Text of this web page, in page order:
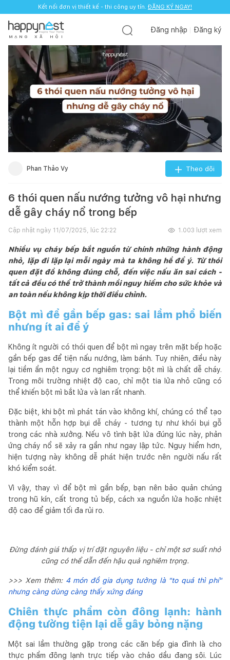
Kết nối đơn vị thiết kế - thi công uy tín. ĐĂNG KÝ NGAY!
M Ạ N G X Ã H Ộ I
Đăng nhập Đăng ký
Phan Thảo Vy Theo dõi
6 thói quen nấu nướng tưởng vô hại nhưng
dễ gây cháy nổ trong bếp
Cập nhật ngày 11/07/2025, lúc 22:22 1.003 lượt xem
Nhiều vụ cháy bếp bắt nguồn từ chính những hành động
nhỏ, lặp đi lặp lại mỗi ngày mà ta không hề để ý. Từ thói
quen đặt đồ không đúng chỗ, đến việc nấu ăn sai cách -
tất cả đều có thể trở thành mồi nguy hiểm cho sức khỏe và
an toàn nếu không kịp thời điều chỉnh.
Bột mì để gần bếp gas: sai lầm phổ biến
nhưng ít ai để ý
Không ít người có thói quen để bột mì ngay trên mặt bếp hoặc
gần bếp gas để tiện nấu nướng, làm bánh. Tuy nhiên, điều này
lại tiềm ẩn một nguy cơ nghiêm trọng: bột mì là chất dễ cháy.
Trong môi trường nhiệt độ cao, chỉ một tia lửa nhỏ cũng có
thể khiến bột mì bắt lửa và lan rất nhanh.
Đặc biệt, khi bột mì phát tán vào không khí, chúng có thể tạo
thành một hỗn hợp bụi dễ cháy - tương tự như khói bụi gỗ
trong các nhà xưởng. Nếu vô tình bật lửa đúng lúc này, phản
ứng cháy nổ sẽ xảy ra gần như ngay lập tức. Nguy hiểm hơn,
hiện tượng này không dễ phát hiện trước nên người nấu rất
khó kiểm soát.
Vì vậy, thay vì để bột mì gần bếp, bạn nên bảo quản chúng
trong hũ kín, cất trong tủ bếp, cách xa nguồn lửa hoặc nhiệt
độ cao để giảm tối đa rủi ro.
Đừng đánh giá thấp vị trí đặt nguyên liệu - chỉ một sơ suất nhỏ
cũng có thể dẫn đến hậu quả nghiêm trọng.
>>> Xem thêm: 4 món đồ gia dụng tưởng là "to quá thì phí"
nhưng càng dùng càng thấy xứng đáng
Chiên thực phẩm còn đông lạnh: hành
động tưởng tiện lại dễ gây bỏng nặng
Một sai lầm thường gặp trong các căn bếp gia đình là cho
thực phẩm đông lạnh trực tiếp vào chảo dầu đang sôi. Lúc